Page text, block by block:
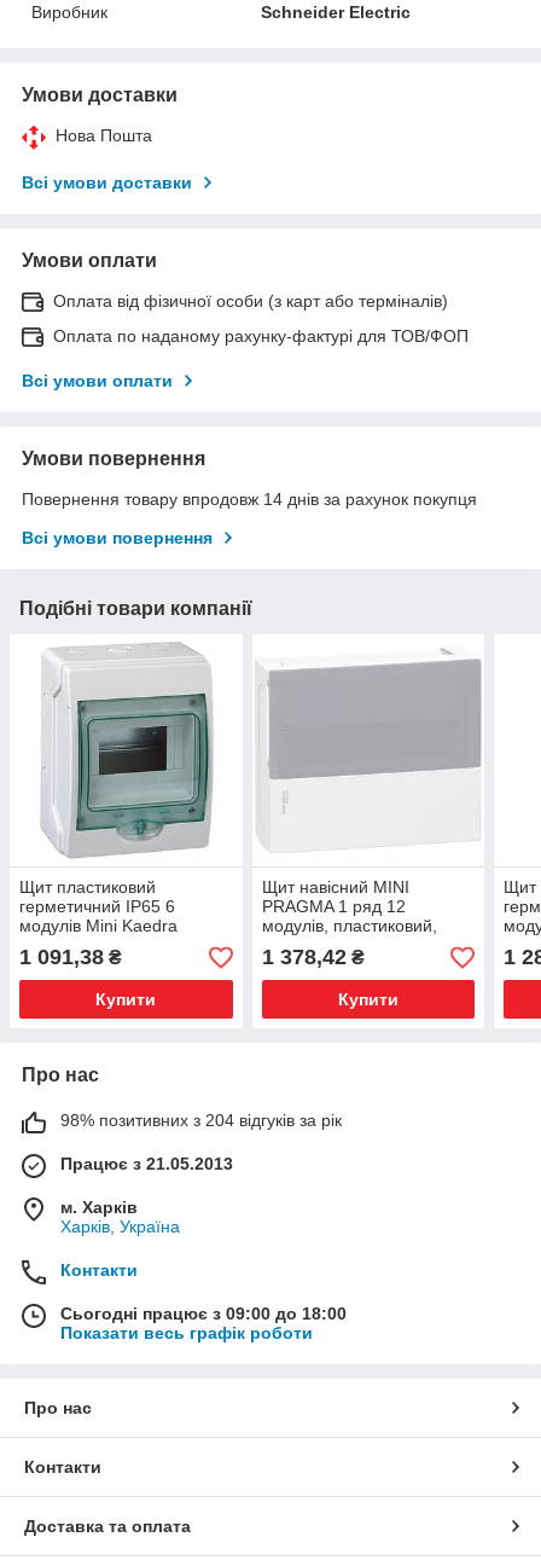
Виробник
Schneider Electric
Умови доставки
Нова Пошта
Всі умови доставки
Умови оплати
Оплата від фізичної особи (з карт або терміналів)
Оплата по наданому рахунку-фактурі для ТОВ/ФОП
Всі умови оплати
Умови повернення
Повернення товару впродовж 14 днів за рахунок покупця
Всі умови повернення
Подібні товари компанії
Щит пластиковий
герметичний IP65 6
модулів Mini Kaedra
Schneider Electric 13977
1 091,38 ₴
Купити
Щит навісний MINI
PRAGMA 1 ряд 12
модулів, пластиковий,
димчаста двері, Schneider
Electric
1 378,42₴
Купити
Щит
1
Про нас
98% позитивних з 204 відгуків за рік
Працює з 21.05.2013
м. Харків
Харків, Україна
Контакти
Сьогодні працює з 09:00 до 18:00
Показати весь графік роботи
Про нас
Контакти
Доставка та оплата